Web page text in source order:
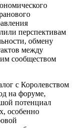
перспективам
обмену
между
сообществом
с Королевством
на форуме,
потенциал
особенно